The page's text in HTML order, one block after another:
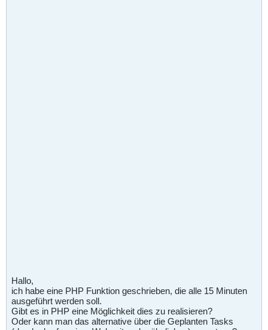
Hallo,
ich habe eine PHP Funktion geschrieben, die alle 15 Minuten
ausgeführt werden soll.
Gibt es in PHP eine Möglichkeit dies zu realisieren?
Oder kann man das alternative über die Geplanten Tasks